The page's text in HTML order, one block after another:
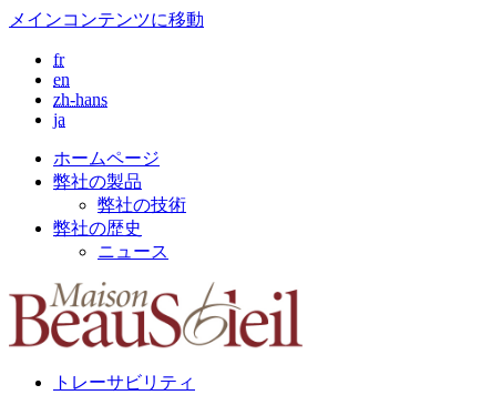
メインコンテンツに移動
fr
en
zh-hans
ja
ホームページ
弊社の製品
弊社の技術
弊社の歴史
ニュース
トレーサビリティ